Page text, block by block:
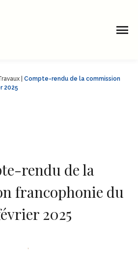
Compte-rendu de la commission
2025
rendu de la
francophonie du
2025
,